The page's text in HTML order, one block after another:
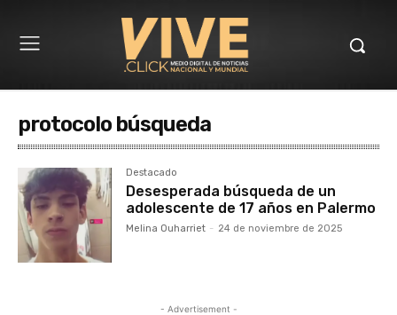
protocolo búsqueda
Destacado
Desesperada búsqueda de un
adolescente de 17 años en Palermo
Melina Ouharriet - 24 de noviembre de 2025
- Advertisement -